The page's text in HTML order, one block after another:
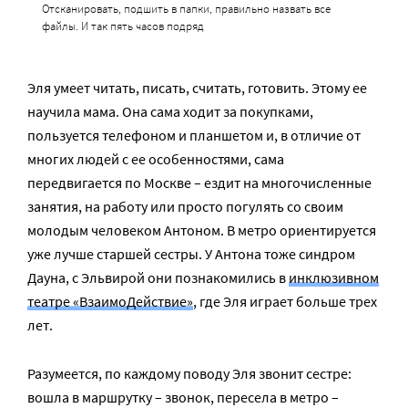
Отсканировать, подшить в папки, правильно назвать все
файлы. И так пять часов подряд
Эля умеет читать, писать, считать, готовить. Этому ее
научила мама. Она сама ходит за покупками,
пользуется телефоном и планшетом и, в отличие от
многих людей с ее особенностями, сама
передвигается по Москве – ездит на многочисленные
занятия, на работу или просто погулять со своим
молодым человеком Антоном. В метро ориентируется
уже лучше старшей сестры. У Антона тоже синдром
Дауна, с Эльвирой они познакомились винклюзивном
театре «ВзаимоДействие», где Эля играет больше трех
лет.
Разумеется, по каждому поводу Эля звонит сестре:
вошла в маршрутку – звонок, пересела в метро –